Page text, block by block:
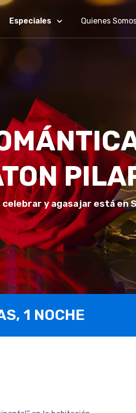
Especiales Quienes
y agasajar está en
1 NOCHE